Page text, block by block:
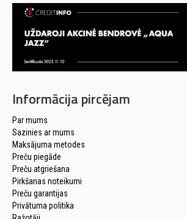
Informācija pircējam
Par mums
Sazinies ar mums
Maksājuma metodes
Preču piegāde
Preču atgriešana
Pirkšanas noteikumi
Preču garantijas
Privātuma politika